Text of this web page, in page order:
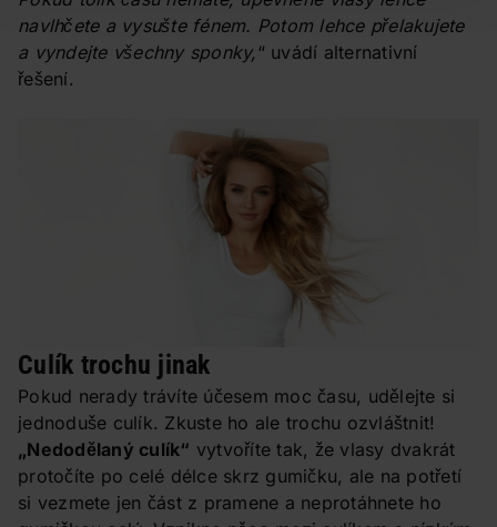
navlhčete a vysušte fénem. Potom lehce přelakujete
a vyndejte všechny sponky, “ uvádí alternativní
řešení.
Culík trochu jinak
Pokud nerady trávíte účesem moc času, udělejte si
jednoduše culík. Zkuste ho ale trochu ozvláštnit!
„Nedodělaný culík“ vytvoříte tak, že vlasy dvakrát
protočíte po celé délce skrz gumičku, ale na potřetí
si vezmete jen část z pramene a neprotáhnete ho